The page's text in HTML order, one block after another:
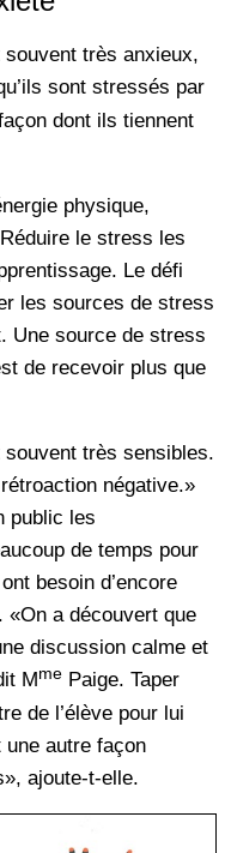
très anxieux,
sont stressés par
dont ils tiennent
physique,
le stress les
Le défi
les sources de stress
Une source de stress
de recevoir plus que
très sensibles.
négative.»
public les
de temps pour
besoin d’encore
«On a découvert que
discussion calme et
Mme Paige. Taper
de l’élève pour lui
une autre façon
ajoute-t-elle.